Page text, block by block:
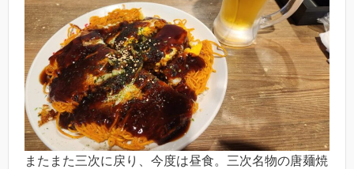
またまた三次に戻り、今度は昼食。三次名物の唐麺焼